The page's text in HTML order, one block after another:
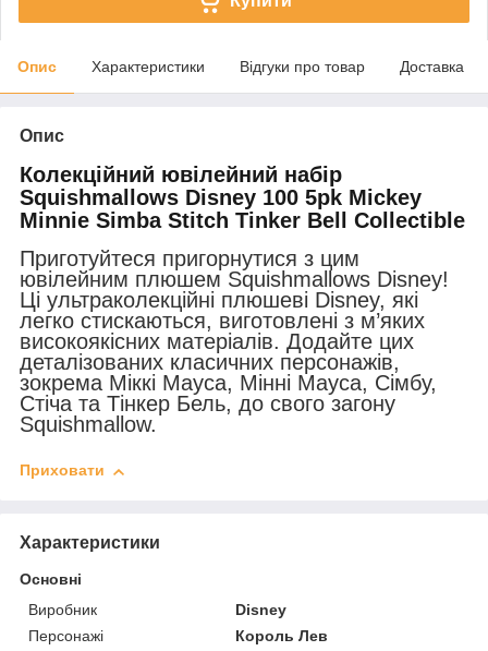
Опис Характеристики Відгуки про товар Доставка
Опис
Колекційний ювілейний набір
Squishmallows Disney 100 5pk Mickey
Minnie Simba Stitch Tinker Bell Collectible
Приготуйтеся пригорнутися з цим
ювілейним плюшем Squishmallows Disney!
Ці ультраколекційні плюшеві Disney, які
легко стискаються, виготовлені з м’яких
високоякісних матеріалів. Додайте цих
деталізованих класичних персонажів,
зокрема Міккі Мауса, Мінні Мауса, Сімбу,
Стіча та Тінкер Бель, до свого загону
Squishmallow.
Приховати
Характеристики
Основні
Виробник
Disney
Персонажі
Король Лев